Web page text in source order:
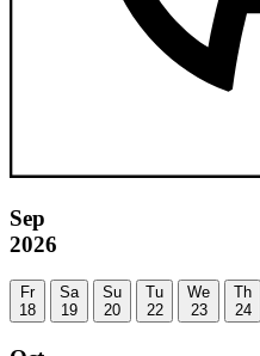
Sep
2026
Fr
18
Sa
19
Su
20
Tu
22
We
23
Th
24